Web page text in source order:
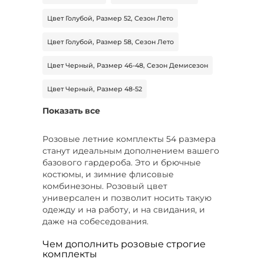
Цвет Голубой, Размер 52, Сезон Лето
Цвет Голубой, Размер 58, Сезон Лето
Цвет Черный, Размер 46-48, Сезон Демисезон
Цвет Черный, Размер 48-52
Цвет Оранжевый, Размер 58
Тип футболка, Размер 56, Сезон Все
Тип футболка, Цвет Розовый, Размер 50
Тип футболка, Цвет Розовый, Размер 54
Тип костюм деловой, Цвет Коричневый, Сезон
Лето
Цвет Черный, Размер 50-52
Показать все
Розовые летние комплекты 54 размера
станут идеальным дополнением вашего
базового гардероба. Это и брючные
костюмы, и зимние флисовые
комбинезоны. Розовый цвет
универсален и позволит носить такую
одежду и на работу, и на свидания, и
даже на собеседования.
Чем дополнить розовые строгие
комплекты